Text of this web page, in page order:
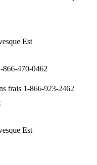
Est
866-470-0462
frais 1-866-923-2462
Est